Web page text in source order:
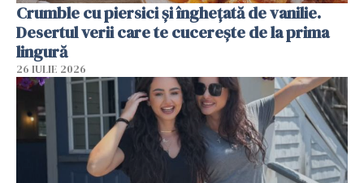
Crumble cu piersici și înghețată de vanilie.
Desertul verii care te cucerește de la prima
lingură
26 IULIE 2026